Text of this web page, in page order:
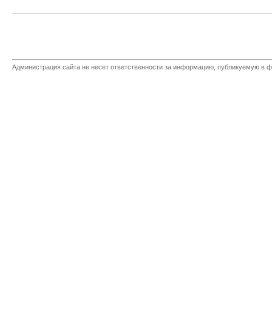
Администрация сайта не несет ответственности за информацию, публикуемую